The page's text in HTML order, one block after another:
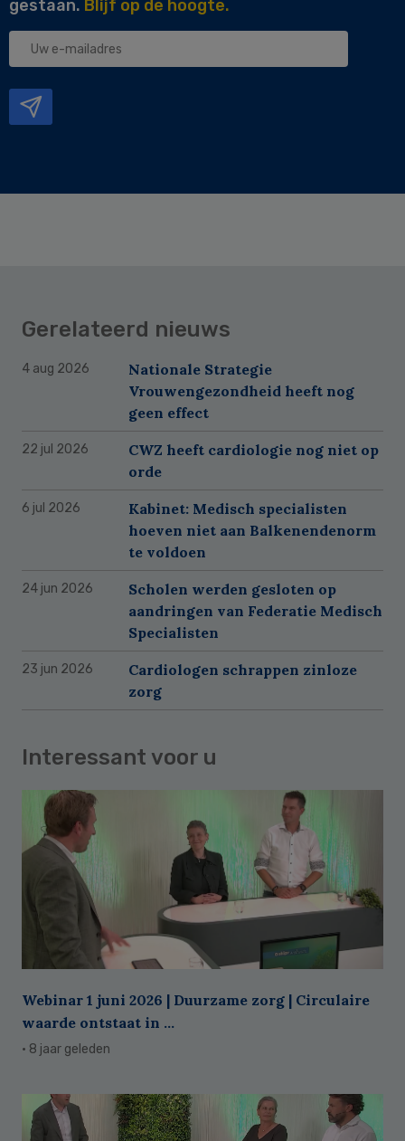
gestaan. Blijf op de hoogte.
Uw
Gerelateerd nieuws
4 aug 2026
Nationale Strategie
Vrouwengezondheid heeft nog
geen effect
22 jul 2026
CWZ heeft cardiologie nog niet op
orde
6 jul 2026
Kabinet: Medisch specialisten
hoeven niet aan Balkenendenorm
te voldoen
24 jun 2026
Scholen werden gesloten op
aandringen van Federatie Medisch
Specialisten
23 jun 2026
Cardiologen schrappen zinloze
zorg
Interessant voor u
Webinar 1 juni 2026 | Duurzame zorg | Circulaire
waarde ontstaat in ...
· 8 jaar geleden